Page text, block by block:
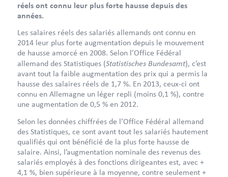
réels ont connu leur plus forte hausse depuis des
années.
Les salaires réels des salariés allemands ont connu en
2014 leur plus forte augmentation depuis le mouvement
de hausse amorcé en 2008. Selon l’Office Fédéral
allemand des Statistiques (Statistisches Bundesamt), c’est
avant tout la faible augmentation des prix qui a permis la
hausse des salaires réels de 1,7 %. En 2013, ceux-ci ont
connu en Allemagne un léger repli (moins 0,1 %), contre
une augmentation de 0,5 % en 2012.
Selon les données chiffrées de l’Office Fédéral allemand
des Statistiques, ce sont avant tout les salariés hautement
qualifiés qui ont bénéficié de la plus forte hausse de
salaire. Ainsi, l’augmentation nominale des revenus des
salariés employés à des fonctions dirigeantes est, avec +
4,1 %, bien supérieure à la moyenne, contre seulement +